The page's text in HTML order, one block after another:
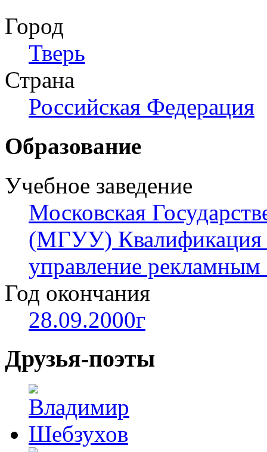
Город
Тверь
Страна
Российская Федерация
Образование
Учебное заведение
Московская
(МГУУ) Квалификация
управление рекламным
Год окончания
28.09.2000г
Друзья-поэты